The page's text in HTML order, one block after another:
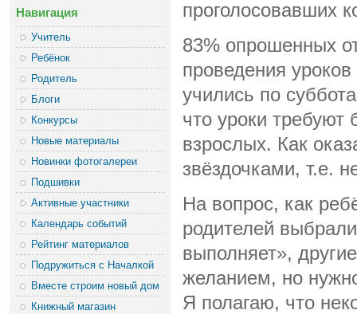
Навигация
Учитель
Ребёнок
Родитель
Блоги
Конкурсы
Новые материалы
Новинки фотогалереи
Подшивки
Активные участники
Календарь событий
Рейтинг материалов
Подружиться с Началкой
Вместе строим новый дом
Книжный магазин
проголосовавших
83% опрошенных
проведения
учились по
что уроки
взрослых. Как
звёздочками, т.е.
На вопрос, как
родителей
выполняет»,
желанием, но
Я полагаю, что